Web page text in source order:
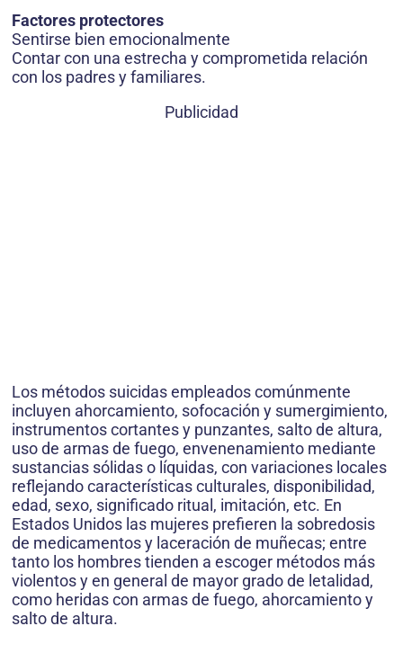
Factores protectores
Sentirse bien emocionalmente
Contar con una estrecha y comprometida relación
con los padres y familiares.
Publicidad
Los métodos suicidas empleados comúnmente
incluyen ahorcamiento, sofocación y sumergimiento,
instrumentos cortantes y punzantes, salto de altura,
uso de armas de fuego, envenenamiento mediante
sustancias sólidas o líquidas, con variaciones locales
reflejando características culturales, disponibilidad,
edad, sexo, significado ritual, imitación, etc. En
Estados Unidos las mujeres prefieren la sobredosis
de medicamentos y laceración de muñecas; entre
tanto los hombres tienden a escoger métodos más
violentos y en general de mayor grado de letalidad,
como heridas con armas de fuego, ahorcamiento y
salto de altura.